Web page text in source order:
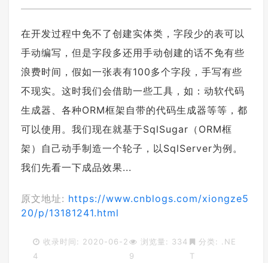
在开发过程中免不了创建实体类，字段少的表可以
手动编写，但是字段多还用手动创建的话不免有些
浪费时间，假如一张表有100多个字段，手写有些
不现实。这时我们会借助一些工具，如：动软代码
生成器、各种ORM框架自带的代码生成器等等，都
可以使用。我们现在就基于SqlSugar（ORM框
架）自己动手制造一个轮子，以SqlServer为例。
我们先看一下成品效果...
原文地址: https://www.cnblogs.com/xiongze5
20/p/13181241.html
收录时间: 2020-06-2
4
浏览量: 334
9
分类:
.NE
T